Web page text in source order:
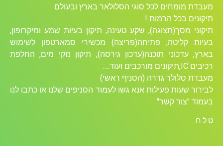
מעבדת מומחים לכל סוגי הסלולאר בארץ ובעולם
תיקונים בכל הרמות !
תיקוני מסך(תצוגה), שקע טעינה, תיקון בעיות שמע ומיקרופון,
בעיות קליטה, פתיחה(פריצה) מכשירי סמארטפון לשימוש
בארץ, עדכוני תוכנה(עדכון גירסה), תיקון נזקי מים, החלפת
רכיבים ICׁ,תיקונים מורכבים ועוד….
מעבדת סלולר גדרה (הסניף ראשי)
לבירור שעות פעילות אנא גשו לעמוד הסניפים שלנו או כתבו לנו
בעמוד "צור קשר".
ט.ל.ח